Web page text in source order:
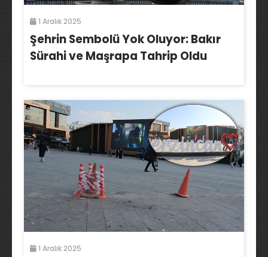
1 Aralık 2025
Şehrin Sembolü Yok Oluyor: Bakır
Sürahi ve Maşrapa Tahrip Oldu
1 Aralık 2025